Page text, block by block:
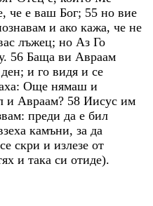
, че е ваш Бог; 55 но вие
и ако кажа, че не
лъжец; но Аз Го
. 56 Баща ви Авраам
ден; и го видя и се
: Още нямаш и
и Авраам? 58 Иисус им
: преди да е бил
камъни, за да
се скри и излезе от
и така си отиде).